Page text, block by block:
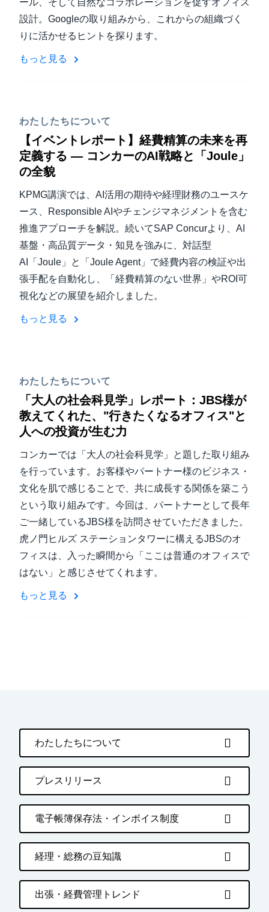
ール、そして自然なコラボレーションを促すオフィス
設計。Googleの取り組みから、これからの組織づく
りに活かせるヒントを探ります。
もっと見る
わたしたちについて
【イベントレポート】経費精算の未来を再
定義する — コンカーのAI戦略と「Joule」
の全貌
KPMG講演では、AI活用の期待や経理財務のユースケ
ース、Responsible AIやチェンジマネジメントを含む
推進アプローチを解説。続いてSAP Concurより、AI
基盤・高品質データ・知見を強みに、対話型
AI「Joule」と「Joule Agent」で経費内容の検証や出
張手配を自動化し、「経費精算のない世界」やROI可
視化などの展望を紹介しました。
もっと見る
わたしたちについて
「大人の社会科見学」レポート：JBS様が
教えてくれた、"行きたくなるオフィス"と
人への投資が生む力
コンカーでは「大人の社会科見学」と題した取り組み
を行っています。お客様やパートナー様のビジネス・
文化を肌で感じることで、共に成長する関係を築こう
という取り組みです。今回は、パートナーとして長年
ご一緒しているJBS様を訪問させていただきました。
虎ノ門ヒルズ ステーションタワーに構えるJBSのオ
フィスは、入った瞬間から「ここは普通のオフィスで
はない」と感じさせてくれます。
もっと見る
わたしたちについて
プレスリリース
電子帳簿保存法・インボイス制度
経理・総務の豆知識
出張・経費管理トレンド